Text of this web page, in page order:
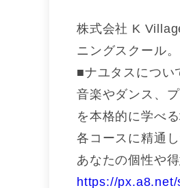
株式会社 K
ニングスクール。
■ナユタスについ
音楽やダンス、
を本格的に学べ
各コースに精通
あなたの個性や
https://